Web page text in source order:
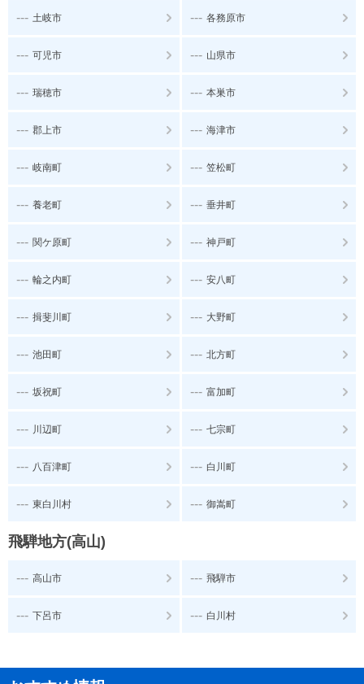
--- 土岐市 --- 各務原市
--- 可児市 --- 山県市
--- 瑞穂市 --- 本巣市
--- 郡上市 --- 海津市
--- 岐南町 --- 笠松町
--- 養老町 --- 垂井町
--- 関ケ原町 --- 神戸町
--- 輪之内町 --- 安八町
--- 揖斐川町 --- 大野町
--- 池田町 --- 北方町
--- 坂祝町 --- 富加町
--- 川辺町 --- 七宗町
--- 八百津町 --- 白川町
--- 東白川村 --- 御嵩町
飛騨地方(高山)
--- 高山市 --- 飛騨市
--- 下呂市 --- 白川村